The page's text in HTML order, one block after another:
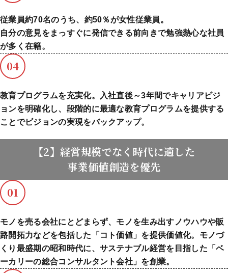
従業員約70名のうち、約50％が女性従業員。
自分の意見をまっすぐに発信できる前向きで勉強熱心な社員
が多く在籍。
04
教育プログラムを充実化。入社直後～3年間でキャリアビジ
ョンを明確化し、段階的に最適な教育プログラムを提供する
ことでビジョンの実現をバックアップ。
【2】経営規模でなく時代に適した
事業価値創造を優先
01
モノを売る会社にとどまらず、モノを生み出すノウハウや販
路開拓力などを包括した「コト価値」を提供価値化。モノづ
くり最盛期の昭和時代に、サステナブル経営を目指した「ベ
ーカリーの総合コンサルタント会社」を創業。